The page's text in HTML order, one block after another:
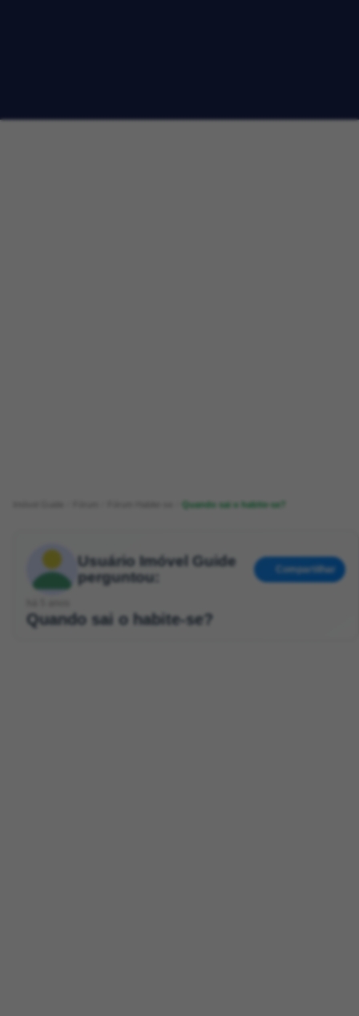
Quando sai o habite-se?
Usuário Imóvel Guide
perguntou:
Compartilhar
Quando sai o habite-se?